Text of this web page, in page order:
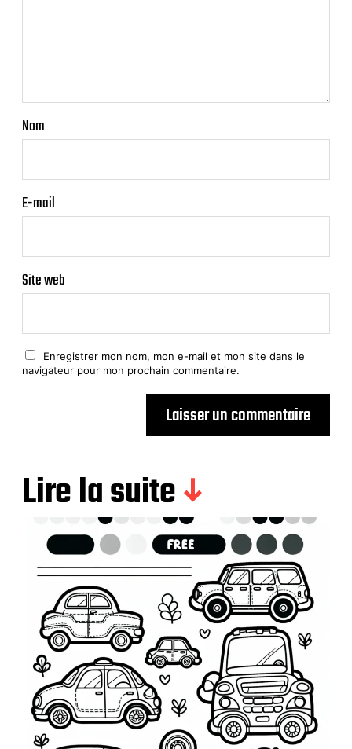
Nom
E-mail
Site web
Enregistrer mon nom, mon e-mail et mon site dans le
navigateur pour mon prochain commentaire.
Lire la suite